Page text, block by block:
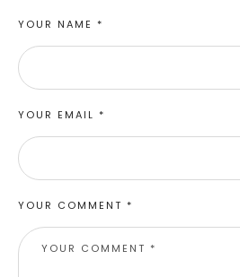
YOUR COMMENT *
YOUR NAME *
YOUR EMAIL *